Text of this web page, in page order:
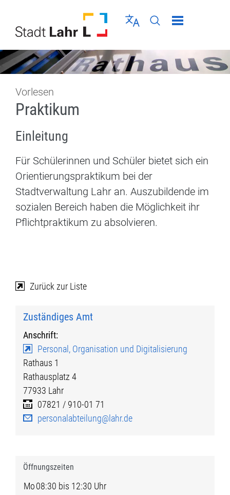
Sprache wählen
Seiten-Suche
Menü schließen
Vorlesen
Praktikum
Einleitung
Für Schülerinnen und Schüler bietet sich ein
Orientierungspraktikum bei der
Stadtverwaltung Lahr an. Auszubildende im
sozialen Bereich haben die Möglichkeit ihr
Pflichtpraktikum zu absolvieren.
Zurück zur Liste
Zuständiges Amt
Anschrift:
Personal, Organisation und Digitalisierung
Rathaus 1
Rathausplatz 4
77933 Lahr
07821 / 910-01 71
personalabteilung@lahr.de
Öffnungszeiten
Mo08:30 bis 12:30 Uhr